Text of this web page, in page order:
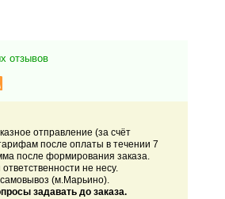
отзывов
отправление (за счёт
после оплаты в течении 7
после формирования заказа.
не несу.
(м.Марьино).
задавать до заказа.